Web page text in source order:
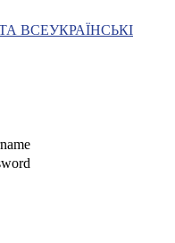
ВСЕУКРАЇНСЬКІ